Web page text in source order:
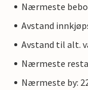
Nærmeste
Avstand
Avstand til alt.
Nærmeste
Nærmeste by: